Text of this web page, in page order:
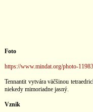
Foto
https://www.mindat.org/photo-
Tennantit vytvára väčšinou
niekedy mimoriadne jasný.
Vznik